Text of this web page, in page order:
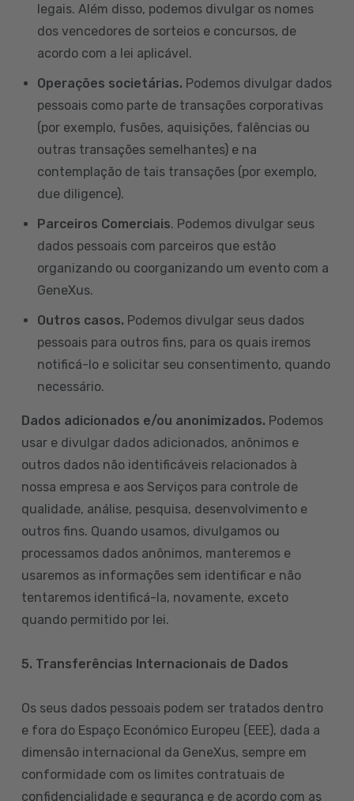
legais. Além disso, podemos divulgar os nomes
dos vencedores de sorteios e concursos, de
acordo com a lei aplicável.
Operações societárias. Podemos divulgar dados
pessoais como parte de transações corporativas
(por exemplo, fusões, aquisições, falências ou
outras transações semelhantes) e na
contemplação de tais transações (por exemplo,
due diligence).
Parceiros Comerciais. Podemos divulgar seus
dados pessoais com parceiros que estão
organizando ou coorganizando um evento com a
GeneXus.
Outros casos. Podemos divulgar seus dados
pessoais para outros fins, para os quais iremos
notificá-lo e solicitar seu consentimento, quando
necessário.
Dados adicionados e/ou anonimizados. Podemos
usar e divulgar dados adicionados, anônimos e
outros dados não identificáveis relacionados à
nossa empresa e aos Serviços para controle de
qualidade, análise, pesquisa, desenvolvimento e
outros fins. Quando usamos, divulgamos ou
processamos dados anônimos, manteremos e
usaremos as informações sem identificar e não
tentaremos identificá-la, novamente, exceto
quando permitido por lei.
5. Transferências Internacionais de Dados
Os seus dados pessoais podem ser tratados dentro
e fora do Espaço Económico Europeu (EEE), dada a
dimensão internacional da GeneXus, sempre em
conformidade com os limites contratuais de
confidencialidade e segurança e de acordo com as